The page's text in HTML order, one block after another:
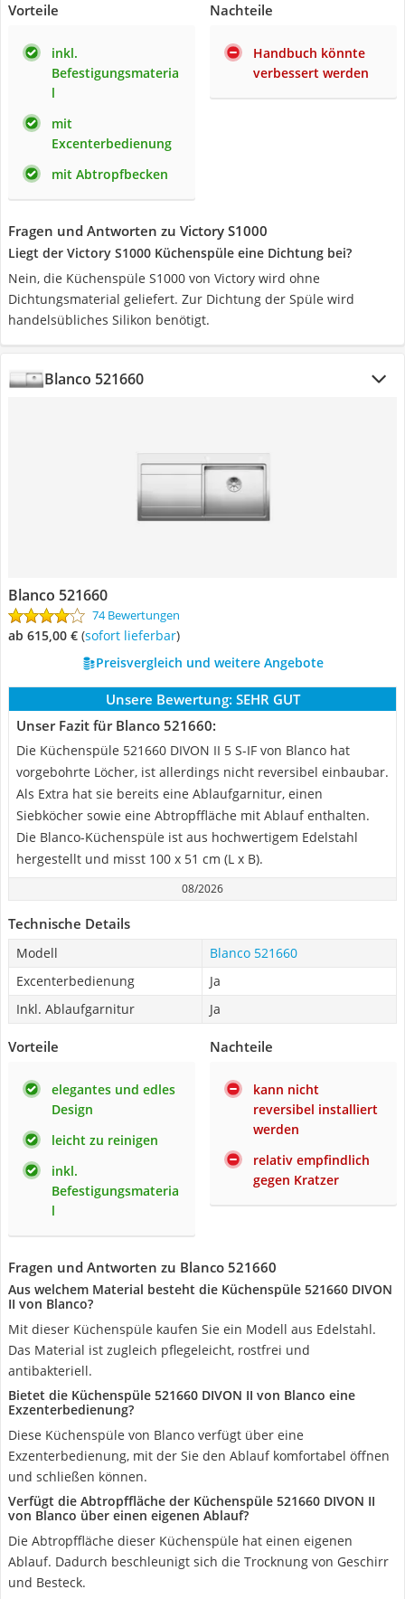
Vorteile
inkl.
Befestigungsmateria
l
mit
Excenterbedienung
mit Abtropfbecken
Nachteile
Handbuch könnte
verbessert werden
Fragen und Antworten zu Victory S1000
Liegt der Victory S1000 Küchenspüle eine Dichtung bei?
Nein, die Küchenspüle S1000 von Victory wird ohne
Dichtungsmaterial geliefert. Zur Dichtung der Spüle wird
handelsübliches Silikon benötigt.
Blanco 521660
Blanco 521660
74 Bewertungen
ab 615,00 € ( Sofort lieferbar)
Preisvergleich und weitere Angebote
Unsere Bewertung: SEHR GUT
Unser Fazit für Blanco 521660:
Die Küchenspüle 521660 DIVON II 5 S-IF von Blanco hat
vorgebohrte Löcher, ist allerdings nicht reversibel einbaubar.
Als Extra hat sie bereits eine Ablaufgarnitur, einen
Siebköcher sowie eine Abtropffläche mit Ablauf enthalten.
Die Blanco-Küchenspüle ist aus hochwertigem Edelstahl
hergestellt und misst 100 x 51 cm (L x B).
08/2026
Technische Details
Modell
Blanco 521660
Excenterbedienung
Ja
Inkl. Ablaufgarnitur
Ja
Vorteile
elegantes und edles
Design
leicht zu reinigen
inkl.
Befestigungsmateria
l
Nachteile
kann nicht
reversibel installiert
werden
relativ empfindlich
gegen Kratzer
Fragen und Antworten zu Blanco 521660
Aus welchem Material besteht die Küchenspüle 521660 DIVON
II von Blanco?
Mit dieser Küchenspüle kaufen Sie ein Modell aus Edelstahl.
Das Material ist zugleich pflegeleicht, rostfrei und
antibakteriell.
Bietet die Küchenspüle 521660 DIVON II von Blanco eine
Exzenterbedienung?
Diese Küchenspüle von Blanco verfügt über eine
Exzenterbedienung, mit der Sie den Ablauf komfortabel öffnen
und schließen können.
Verfügt die Abtropffläche der Küchenspüle 521660 DIVON II
von Blanco über einen eigenen Ablauf?
Die Abtropffläche dieser Küchenspüle hat einen eigenen
Ablauf. Dadurch beschleunigt sich die Trocknung von Geschirr
und Besteck.